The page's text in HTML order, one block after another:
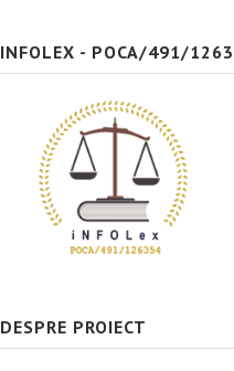
INFOLEX - POCA/491/
DESPRE PROIECT